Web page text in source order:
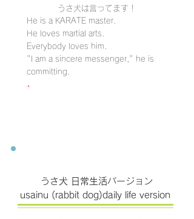
うさ犬は言ってます！
He is a KARATE master.
He loves martial arts.
Everybody loves him.
"I am a sincere messenger," he is
committing.
うさ犬 日常生活バージョン
usainu (rabbit dog)daily life version